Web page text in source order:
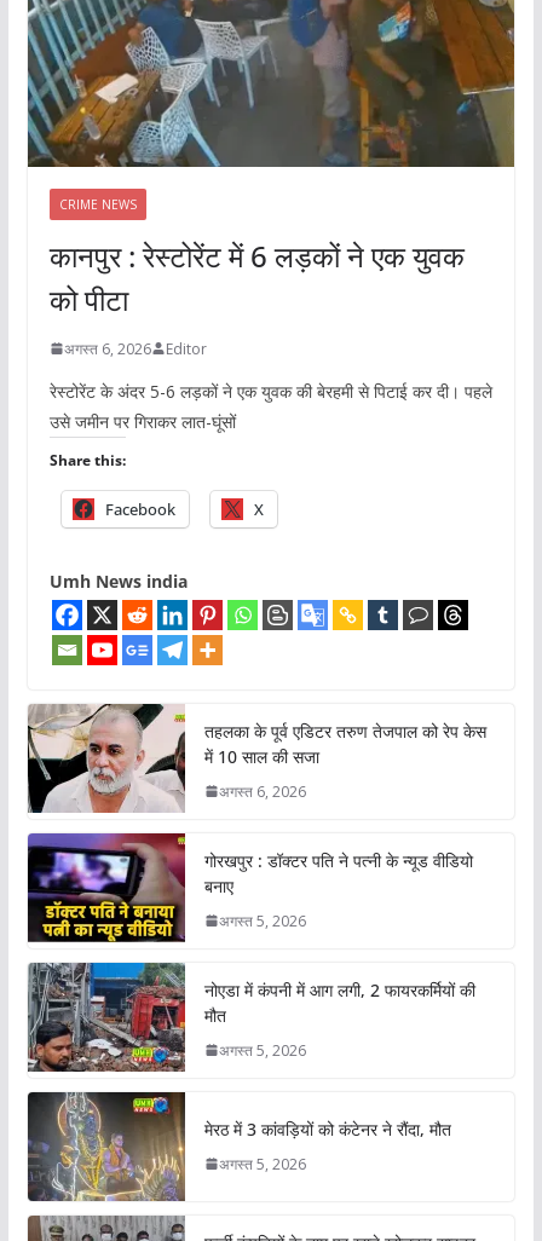
CRIME NEWS
कानपुर : रेस्टोरेंट में 6 लड़कों ने एक युवक
को पीटा
अगस्त 6, 2026 Editor
रेस्टोरेंट के अंदर 5-6 लड़कों ने एक युवक की बेरहमी से पिटाई कर दी। पहले
उसे जमीन पर गिराकर लात-घूंसों
Share this:
Facebook X
Umh News india
तहलका के पूर्व एडिटर तरुण तेजपाल को रेप केस
में 10 साल की सजा
अगस्त 6, 2026
गोरखपुर : डॉक्टर पति ने पत्नी के न्यूड वीडियो
बनाए
अगस्त 5, 2026
नोएडा में कंपनी में आग लगी, 2 फायरकर्मियों की
मौत
अगस्त 5, 2026
मेरठ में 3 कांवड़ियों को कंटेनर ने रौंदा, मौत
अगस्त 5, 2026